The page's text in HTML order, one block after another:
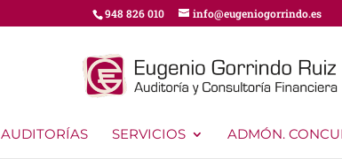
948 826 010 info@eugeniogorrindo.es
AUDITORÍAS SERVICIOS ADMÓN.